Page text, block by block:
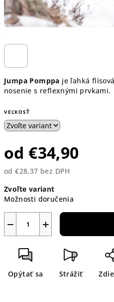
Jumpa Pomppa je ľahká
nosenie s reflexnými prvkami.
VEĽKOSŤ
od €34,90
od€28,37 bez DPH
cena:
Zvoľte variant
Možnosti doručenia
+
−
Opýtať sa Strážiť